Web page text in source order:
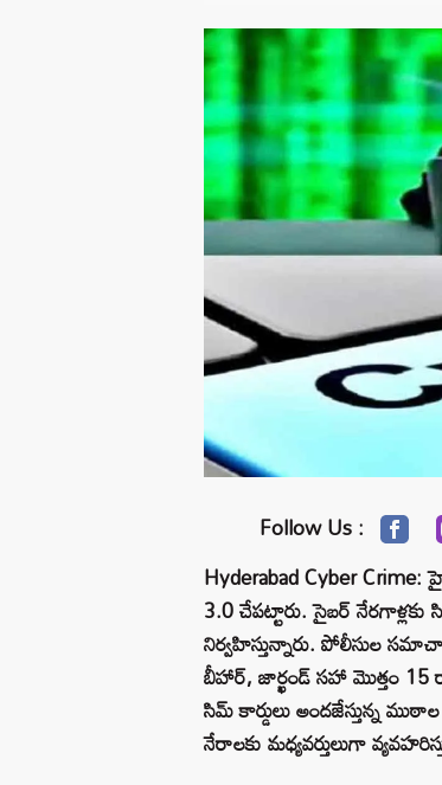
Follow Us :
Hyderabad Cyber
3.0 చేపట్టారు. సైబర్ నేరగాళ్లకు
నిర్వహిస్తున్నారు. పోలీసుల
బీహార్, జార్ఖండ్ సహా మొత్తం 15
సిమ్ కార్డులు అందజేస్తున్న
నేరాలకు మధ్యవర్తులుగా